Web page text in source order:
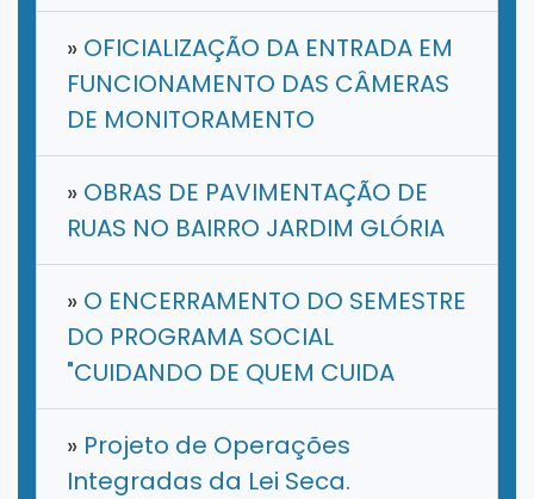
» OFICIALIZAÇÃO DA ENTRADA EM
FUNCIONAMENTO DAS CÂMERAS
DE MONITORAMENTO
» OBRAS DE PAVIMENTAÇÃO DE
RUAS NO BAIRRO JARDIM GLÓRIA
» O ENCERRAMENTO DO SEMESTRE
DO PROGRAMA SOCIAL
"CUIDANDO DE QUEM CUIDA
» Projeto de Operações
Integradas da Lei Seca.